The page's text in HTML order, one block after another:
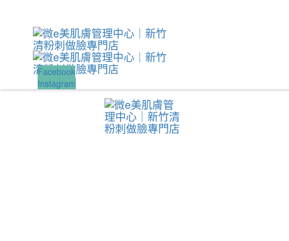
navigation
Facebook
Instagram